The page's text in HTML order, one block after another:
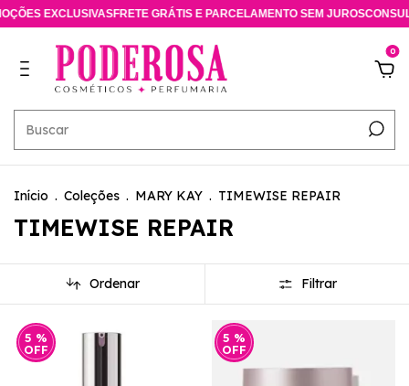
EXCLUSIVASFRETE GRÁTIS E PARCELAMENTO SEM JUROS
0
Início . Coleções . MARY KAY . TIMEWISE REPAIR
TIMEWISE REPAIR
Ordenar Filtrar
5 %
OFF
5 %
OFF